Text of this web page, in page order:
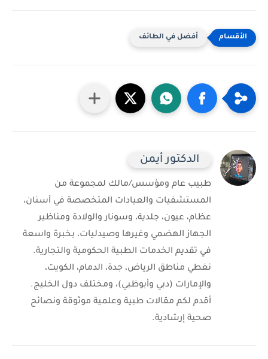
أفضل في الطائف
الدكتور أيمن
طبيب عام ومؤسس/مالك لمجموعة من
المستشفيات والعيادات المتخصصة في أسنان،
عظام، عيون، جلدية، وسونار والولادة ومناظير
الجهاز الهضمي وغيرها وصيدليات، بخبرة واسعة
في تقديم الخدمات الطبية الحكومية والتجارية.
نغطي مناطق الرياض، جدة، الدمام، الكويت،
والإمارات (دبي وأبوظبي)، ومختلف دول الخليج.
أقدم لكم مقالات طبية وعلمية موثوقة ونصائح
صحية إرشادية.